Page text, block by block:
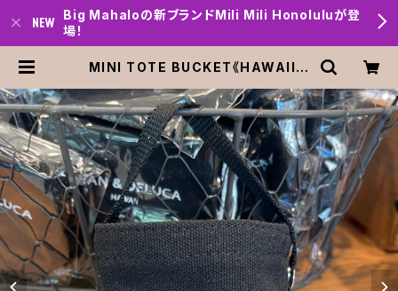
Big Mahaloの新ブランドMili Mili Honoluluが登
場！
MINI TOTE BUCKET《HAWAII限
ーン＆デルーカ Black | Big mah
alo Honolulu